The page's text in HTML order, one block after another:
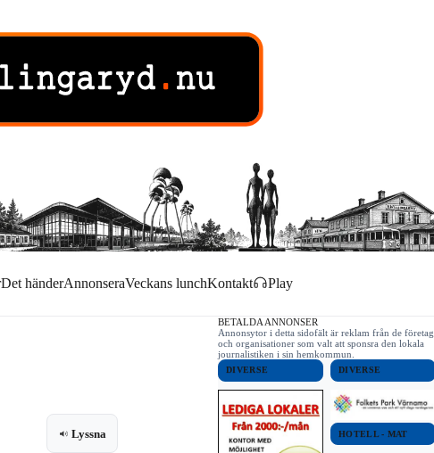
Det händerAnnonseraVeckans lunchKontakt Play
Lyssna
BETALDA ANNONSER
Annonsytor i detta sidofält är reklam från de företag
och organisationer som valt att sponsra den lokala
journalistiken i sin hemkommun.
DIVERSE DIVERSE
HOTELL - MAT